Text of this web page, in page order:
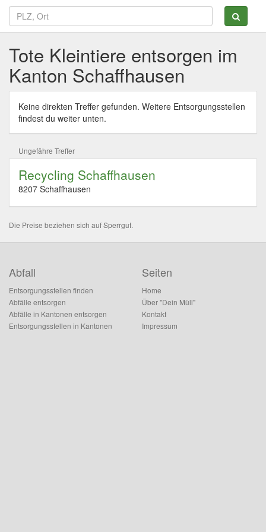
Tote Kleintiere entsorgen im
Kanton Schaffhausen
Keine direkten Treffer gefunden. Weitere Entsorgungsstellen
findest du weiter unten.
Ungefähre Treffer
Recycling Schaffhausen
8207 Schaffhausen
Die Preise beziehen sich auf Sperrgut.
Abfall
Entsorgungsstellen finden
Abfälle entsorgen
Abfälle in Kantonen entsorgen
Entsorgungsstellen in Kantonen
Seiten
Home
Über "Dein Müll"
Kontakt
Impressum